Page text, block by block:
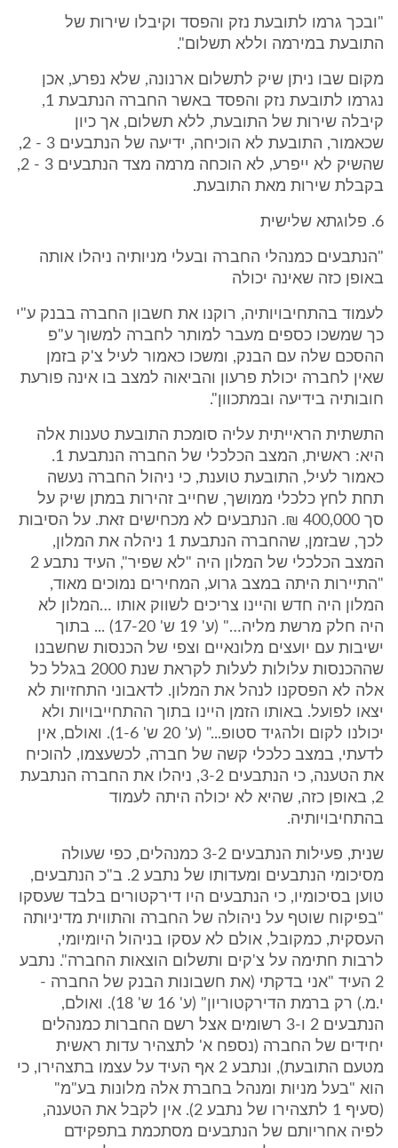
"ובכך גרמו לתובעת נזק והפסד וקיבלו שירות של
התובעת במירמה וללא תשלום".
מקום שבו ניתן שיק לתשלום ארנונה, שלא נפרע, אכן
נגרמו לתובעת נזק והפסד באשר החברה הנתבעת 1,
קיבלה שירות של התובעת, ללא תשלום, אך כיון
שכאמור, התובעת לא הוכיחה, ידיעה של הנתבעים 3 - 2,
שהשיק לא ייפרע, לא הוכחה מרמה מצד הנתבעים 3 - 2,
בקבלת שירות מאת התובעת.
6. פלוגתא שלישית
"הנתבעים כמנהלי החברה ובעלי מניותיה ניהלו אותה
באופן כזה שאינה יכולה
לעמוד בהתחיבויותיה, רוקנו את חשבון החברה בבנק ע"י
כך שמשכו כספים מעבר למותר לחברה למשוך ע"פ
ההסכם שלה עם הבנק, ומשכו כאמור לעיל צ'ק בזמן
שאין לחברה יכולת פרעון והביאוה למצב בו אינה פורעת
חובותיה בידיעה ובמתכוון".
התשתית הראייתית עליה סומכת התובעת טענות אלה
היא: ראשית, המצב הכלכלי של החברה הנתבעת 1.
כאמור לעיל, התובעת טוענת, כי ניהול החברה נעשה
תחת לחץ כלכלי ממושך, שחייב זהירות במתן שיק על
סך 400,000 ₪. הנתבעים לא מכחישים זאת. על הסיבות
לכך, שבזמן, שהחברה הנתבעת 1 ניהלה את המלון,
המצב הכלכלי של המלון היה "לא שפיר", העיד נתבע 2
"התיירות היתה במצב גרוע, המחירים נמוכים מאוד,
המלון היה חדש והיינו צריכים לשווק אותו …המלון לא
היה חלק מרשת מליה…" (ע' 19 ש' 17-20) ... בתוך
ישיבות עם יועצים מלונאיים וצפי של הכנסות שחשבנו
שההכנסות עלולות לעלות לקראת שנת 2000 בגלל כל
אלה לא הפסקנו לנהל את המלון. לדאבוני התחזיות לא
יצאו לפועל. באותו הזמן היינו בתוך ההתחייבויות ולא
יכולנו לקום ולהגיד סטופ..." (ע' 20 ש' 1-6). ואולם, אין
לדעתי, במצב כלכלי קשה של חברה, לכשעצמו, להוכיח
את הטענה, כי הנתבעים 3-2, ניהלו את החברה הנתבעת
2, באופן כזה, שהיא לא יכולה היתה לעמוד
בהתחיבויותיה.
שנית, פעילות הנתבעים 3-2 כמנהלים, כפי שעולה
מסיכומי הנתבעים ומעדותו של נתבע 2. ב"כ הנתבעים,
טוען בסיכומיו, כי הנתבעים היו דירקטורים בלבד שעסקו
"בפיקוח שוטף על ניהולה של החברה והתווית מדיניותה
העסקית, כמקובל, אולם לא עסקו בניהול היומיומי,
לרבות חתימה על צ'קים ותשלום הוצאות החברה". נתבע
2 העיד "אני בדקתי (את חשבונות הבנק של החברה -
י.מ.) רק ברמת הדירקטוריון" (ע' 16 ש' 18). ואולם,
הנתבעים 2 ו-3 רשומים אצל רשם החברות כמנהלים
יחידים של החברה (נספח א' לתצהיר עדות ראשית
מטעם התובעת), ונתבע 2 אף העיד על עצמו בתצהירו, כי
הוא "בעל מניות ומנהל בחברת אלה מלונות בע"מ"
(סעיף 1 לתצהירו של נתבע 2). אין לקבל את הטענה,
לפיה אחריותם של הנתבעים מסתכמת בתפקידם